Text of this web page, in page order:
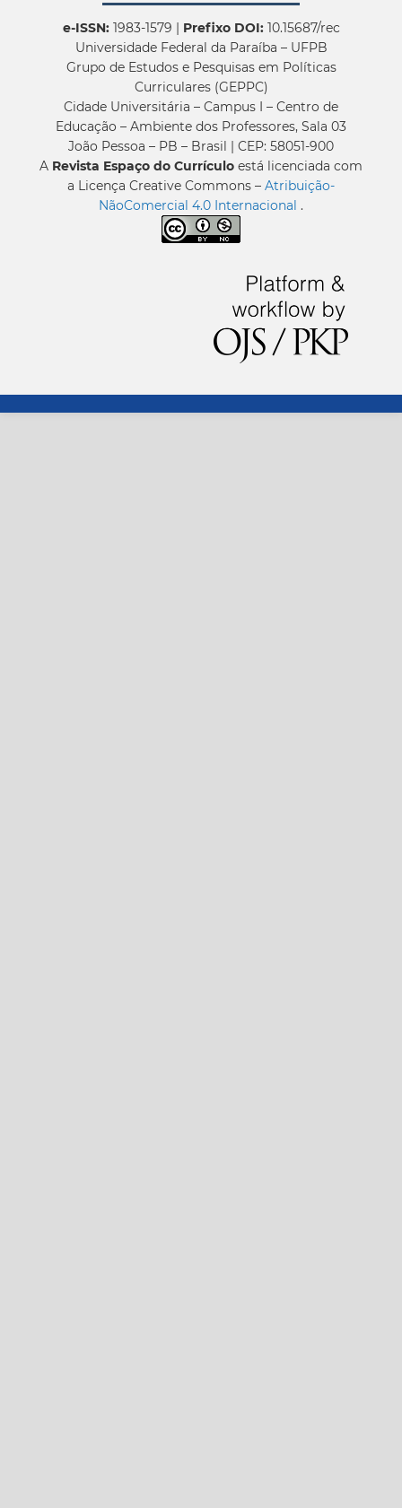
e-ISSN:1983-1579 | Prefixo DOI:10.15687/rec
Universidade Federal da Paraíba – UFPB
Grupo de Estudos e Pesquisas em Políticas
Curriculares (GEPPC)
Cidade Universitária – Campus I – Centro de
Educação – Ambiente dos Professores, Sala 03
João Pessoa – PB – Brasil | CEP: 58051-900
A Revista Espaço do Currículo está licenciada com
a Licença Creative Commons – Atribuição-
NãoComercial 4.0 Internacional .